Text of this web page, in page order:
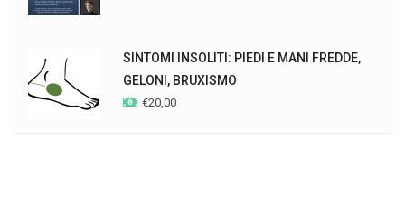
SINTOMI INSOLITI: PIEDI E MANI FREDDE,
GELONI, BRUXISMO
€20,00